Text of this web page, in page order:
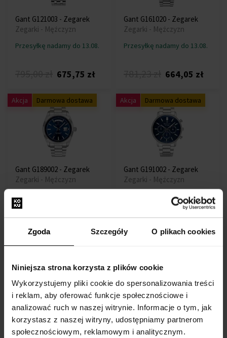
Zgoda Szczegóły O plikach cookies
Niniejsza strona korzysta z plików cookie
Wykorzystujemy pliki cookie do spersonalizowania treści
i reklam, aby oferować funkcje społecznościowe i
analizować ruch w naszej witrynie. Informacje o tym, jak
korzystasz z naszej witryny, udostępniamy partnerom
społecznościowym, reklamowym i analitycznym.
Gant G121003 - Zegarek
Zegarki - Mężczyzn
Przesyłkę nadamy do 13.08.
675,75 zł
Gant G161020 - Zegarek
Zegarki - Mężczyzn
Przesyłkę nadamy do 13.08.
664,05 zł
Akcja Darmowa dostawa
Gant G189002 - Zegarek
Zegarki - Mężczyzn
Przesyłkę nadamy do 13.08.
Akcja Darmowa dostawa
Gant G191002 - Zegarek
Zegarki - Mężczyzn
Przesyłkę nadamy do 13.08.
Gant G191003 - Zegarek
Zegarki - Mężczyzn
Gant G165019 - Zegarek
Zegarki - Mężczyzn